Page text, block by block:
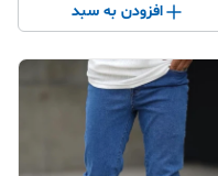
افزودن به سبد